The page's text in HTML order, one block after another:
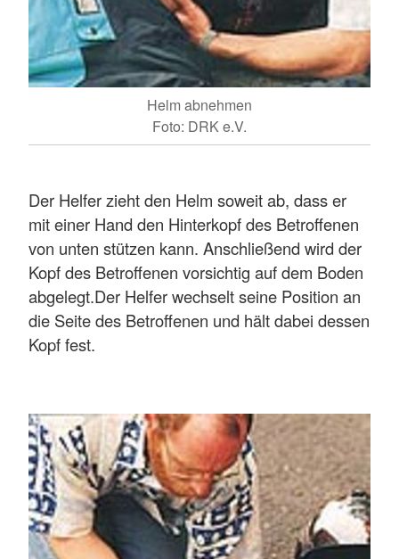
Helm abnehmen
Foto: DRK e.V.
Der Helfer zieht den Helm soweit ab, dass er
mit einer Hand den Hinterkopf des Betroffenen
von unten stützen kann. Anschließend wird der
Kopf des Betroffenen vorsichtig auf dem Boden
abgelegt.Der Helfer wechselt seine Position an
die Seite des Betroffenen und hält dabei dessen
Kopf fest.